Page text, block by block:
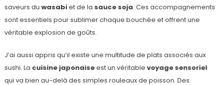
saveurs du wasabiet de la sauce soja. Ces accompagnements
sont essentiels pour sublimer chaque bouchée et offrent une
véritable explosion de goûts.
J’ai aussi appris qu’il existe une multitude de plats associés aux
sushi. La cuisine japonaiseest un véritable voyage sensoriel
qui va bien au-delà des simples rouleaux de poisson. Des